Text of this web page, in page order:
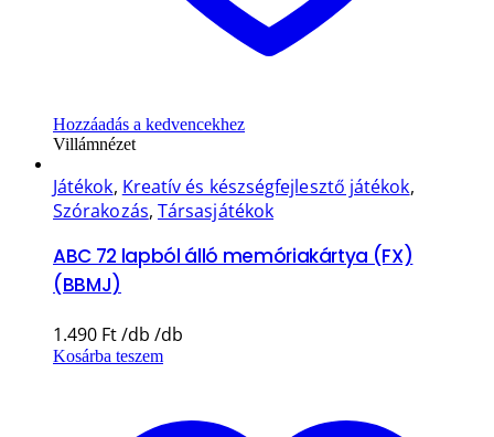
Hozzáadás a kedvencekhez
Villámnézet
Játékok, Kreatív és készségfejlesztő játékok,
Szórakozás, Társasjátékok
ABC 72 lapból álló memóriakártya (FX)
(BBMJ)
1.490 Ft
Kosárba teszem